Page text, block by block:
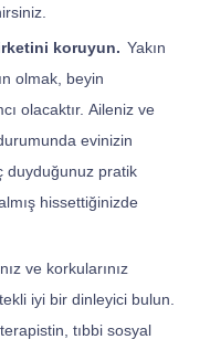
koruyun. Yakın
olmak, beyin
olacaktır. Aileniz ve
evinizin
duyduğunuz pratik
hissettiğinizde
ve korkularınız
iyi bir dinleyici bulun.
tıbbi sosyal